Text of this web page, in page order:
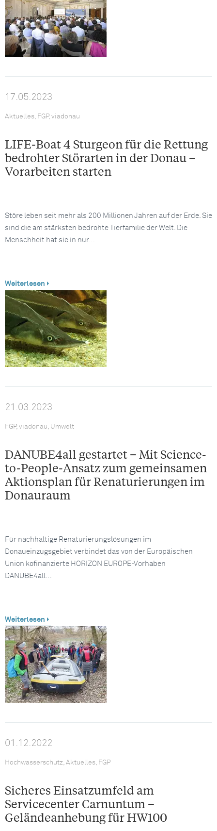
17.05.2023
Aktuelles, FGP, viadonau
LIFE-Boat 4 Sturgeon für die Rettung
bedrohter Störarten in der Donau –
Vorarbeiten starten
Störe leben seit mehr als 200 Millionen Jahren auf der Erde. Sie
sind die am stärksten bedrohte Tierfamilie der Welt. Die
Menschheit hat sie in nur…
Weiterlesen
21.03.2023
FGP, viadonau, Umwelt
DANUBE4all gestartet – Mit Science-
to-People-Ansatz zum gemeinsamen
Aktionsplan für Renaturierungen im
Donauraum
Für nachhaltige Renaturierungslösungen im
Donaueinzugsgebiet verbindet das von der Europäischen
Union kofinanzierte HORIZON EUROPE-Vorhaben
DANUBE4all…
Weiterlesen
01.12.2022
Hochwasserschutz, Aktuelles, FGP
Sicheres Einsatzumfeld am
Servicecenter Carnuntum –
Geländeanhebung für HW100